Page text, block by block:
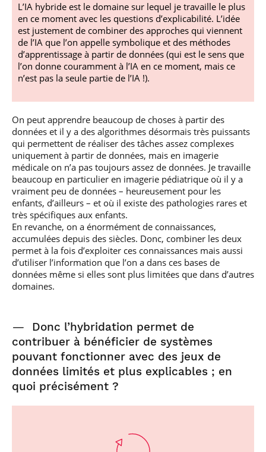
L’IA hybride est le domaine sur lequel je travaille le plus
en ce moment avec les questions d’explicabilité. L’idée
est justement de combiner des approches qui viennent
de l’IA que l’on appelle symbolique et des méthodes
d’apprentissage à partir de données (qui est le sens que
l’on donne couramment à l’IA en ce moment, mais ce
n’est pas la seule partie de l’IA !).
On peut apprendre beaucoup de choses à partir des
données et il y a des algorithmes désormais très puissants
qui permettent de réaliser des tâches assez complexes
uniquement à partir de données, mais en imagerie
médicale on n’a pas toujours assez de données. Je travaille
beaucoup en particulier en imagerie pédiatrique où il y a
vraiment peu de données – heureusement pour les
enfants, d’ailleurs – et où il existe des pathologies rares et
très spécifiques aux enfants.
En revanche, on a énormément de connaissances,
accumulées depuis des siècles. Donc, combiner les deux
permet à la fois d’exploiter ces connaissances mais aussi
d’utiliser l’information que l’on a dans ces bases de
données même si elles sont plus limitées que dans d’autres
domaines.
—
Donc l’hybridation permet de
contribuer à bénéficier de systèmes
pouvant fonctionner avec des jeux de
données limités et plus explicables ; en
quoi précisément ?